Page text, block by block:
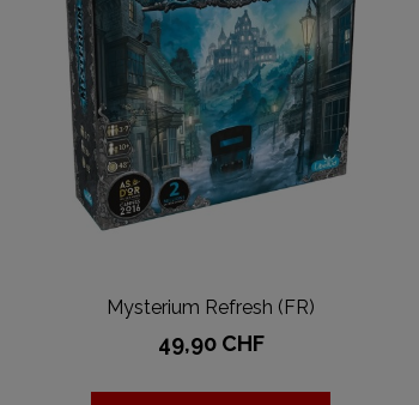
Mysterium Refresh (FR)
Prix
49,90 CHF